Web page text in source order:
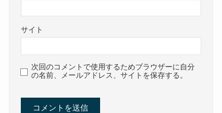
サイト
次回のコメントで使用するためブラウザーに自分
の名前、メールアドレス、サイトを保存する。